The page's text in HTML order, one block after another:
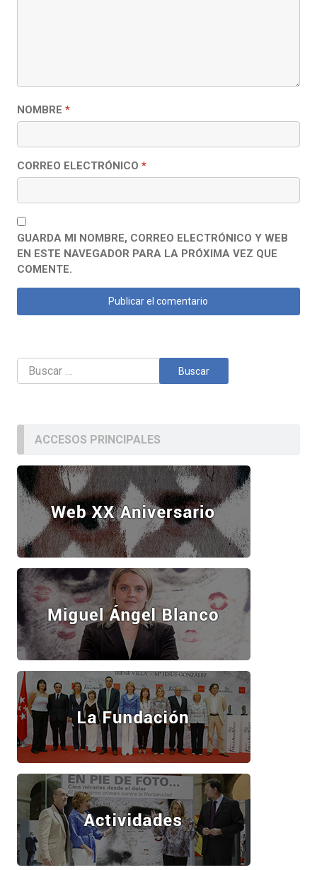
NOMBRE *
CORREO ELECTRÓNICO *
GUARDA MI NOMBRE, CORREO ELECTRÓNICO Y WEB
EN ESTE NAVEGADOR PARA LA PRÓXIMA VEZ QUE
COMENTE.
Buscar:
ACCESOS PRINCIPALES